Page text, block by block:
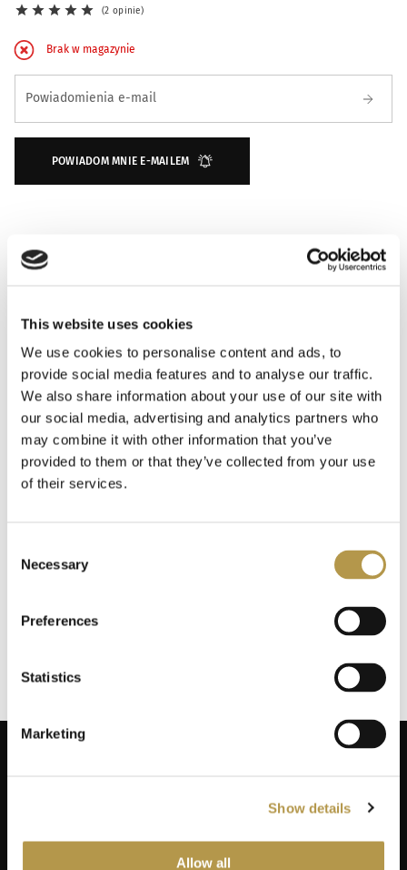
This website uses cookies
We use cookies to personalise content and ads, to
provide social media features and to analyse our traffic.
We also share information about your use of our site with
our social media, advertising and analytics partners who
may combine it with other information that you’ve
provided to them or that they’ve collected from your use
of their services.
Selection
Necessary
Preferences
Statistics
Marketing
Show details
Allow all
2 opinie
Brak w magazynie
Zapisz się na powiadomienie o dostępności
Powiadomienia e-mail
POWIADOM MNIE E-MAILEM
NUTY ZAPACHOWE
INFORMACJE O PRODUKCIE
informacje promocyjne, oferty limitowane i kupony!